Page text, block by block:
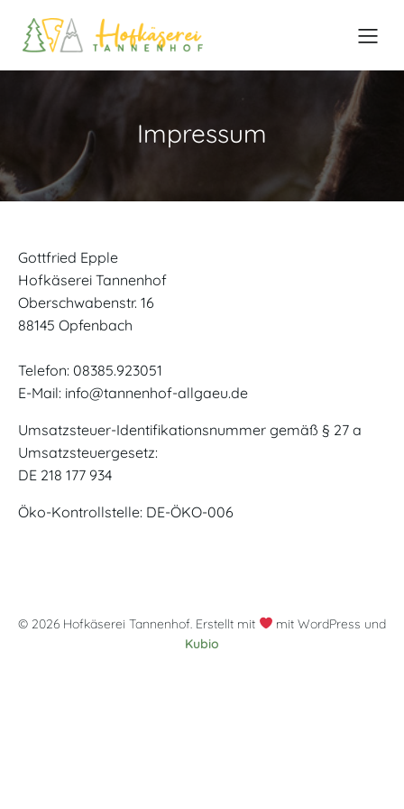
Inhalt
springen
Impressum
Gottfried Epple
Hofkäserei Tannenhof
Oberschwabenstr. 16
88145 Opfenbach
Telefon: 08385.923051
E-Mail: info@tannenhof-allgaeu.de
Umsatzsteuer-Identifikationsnummer gemäß § 27 a
Umsatzsteuergesetz:
DE 218 177 934
Öko-Kontrollstelle: DE-ÖKO-006
© 2026 Hofkäserei Tannenhof. Erstellt mit
mit WordPress und
Kubio